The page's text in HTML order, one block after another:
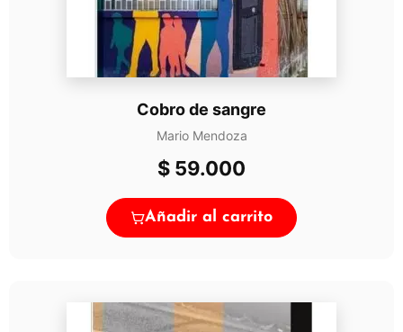
Cobro de sangre
Mario Mendoza
$ 59.000
Añadir al carrito